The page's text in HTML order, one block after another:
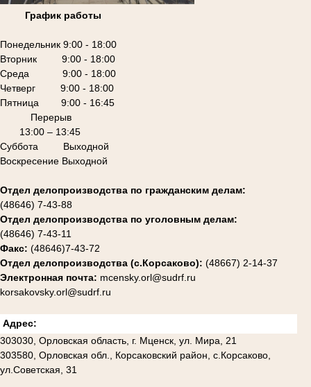
График работы
Понедельник 9:00 - 18:00
Вторник 9:00 - 18:00
Среда 9:00 - 18:00
Четверг 9:00 - 18:00
Пятница 9:00 - 16:45
Перерыв
13:00 – 13:45
Суббота Выходной
Воскресение Выходной
Отдел делопроизводства по гражданским делам:
(48646) 7-43-88
Отдел делопроизводства по уголовным делам:
(48646) 7-43-11
Факс: (48646)7-43-72
Отдел делопроизводства (с.Корсаково): (48667) 2-14-37
Электронная почта: mcensky.orl@sudrf.ru
korsakovsky.orl@sudrf.ru
Адрес:
303030, Орловская область, г. Мценск, ул. Мира, 21
303580, Орловская обл., Корсаковский район, с.Корсаково,
ул.Советская, 31